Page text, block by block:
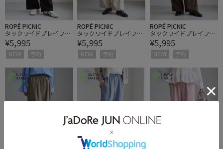
ROPÉ PICNIC
タックワイドプレイフル
カラーパンツ
¥5,995
NEW! 予約
ROPÉ PICNIC
タックワイドプレイフル
カラーパンツ
¥5,995
NEW! 予約
ROPÉ PICNIC
タックワイドプレイフル
カラーパンツ
¥5,995
NEW! 予約